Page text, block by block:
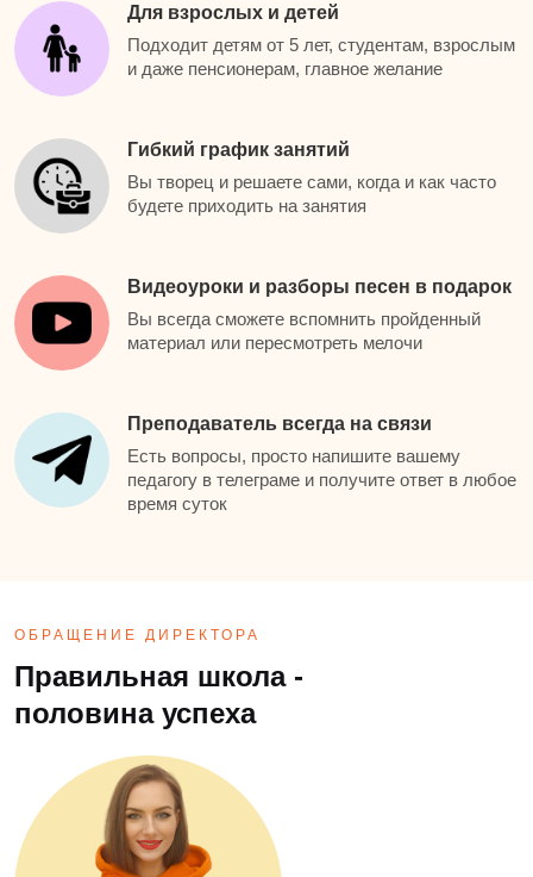
Для взрослых и детей
Подходит детям от 5 лет, студентам, взрослым
и даже пенсионерам, главное желание
Гибкий график занятий
Вы творец и решаете сами, когда и как часто
будете приходить на занятия
Видеоуроки и разборы песен в подарок
Вы всегда сможете вспомнить пройденный
материал или пересмотреть мелочи
Преподаватель всегда на связи
Есть вопросы, просто напишите вашему
педагогу в телеграме и получите ответ в любое
время суток
ОБРАЩЕНИЕ ДИРЕКТОРА
Правильная школа -
половина успеха